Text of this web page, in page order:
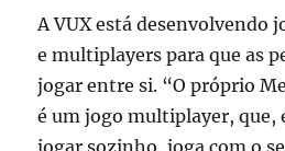
A VUX está desenvolvendo
e multiplayers para que as
jogar entre si. “O próprio
é um jogo multiplayer, que,
jogar sozinho, joga com o